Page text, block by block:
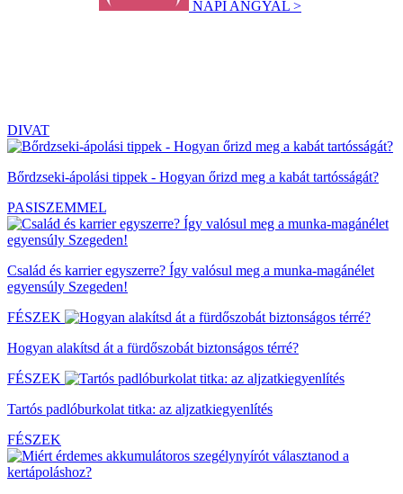
NAPI ANGYAL >
DIVAT
Bőrdzseki-ápolási tippek - Hogyan őrizd meg a kabát tartósságát?
PASISZEMMEL
Család és karrier egyszerre? Így valósul meg a munka-magánélet
egyensúly Szegeden!
FÉSZEK
Hogyan alakítsd át a fürdőszobát biztonságos térré?
FÉSZEK
Tartós padlóburkolat titka: az aljzatkiegyenlítés
FÉSZEK